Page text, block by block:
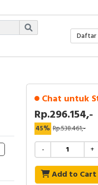
Daftar
Chat untuk
Rp.296.154,-
45% Rp.538.461,-
- +
Add to Cart